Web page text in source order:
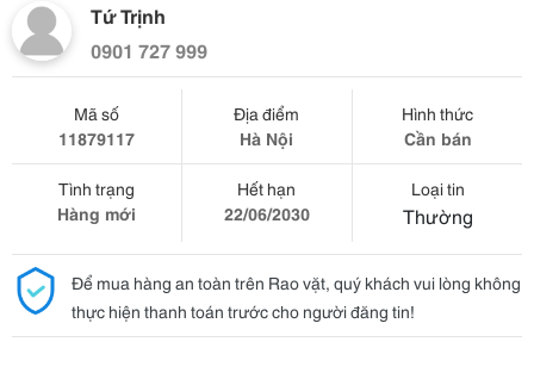
Tứ Trịnh
0901 727 999
Mã số
11879117
Địa điểm
Hà Nội
Hình thức
Cần bán
Tình trạng
Hàng mới
Hết hạn
22/06/2030
Loại tin
Thường
Để mua hàng an toàn trên Rao vặt, quý khách vui lòng không
thực hiện thanh toán trước cho người đăng tin!